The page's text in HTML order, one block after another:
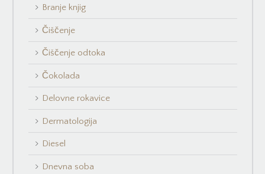
Branje knjig
Čiščenje
Čiščenje odtoka
Čokolada
Delovne rokavice
Dermatologija
Diesel
Dnevna soba